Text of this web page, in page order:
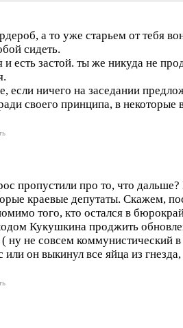
а то уже старьем от тебя
сидеть.
и есть застой. ты же никуда не
если ничего на заседании
своего принципа, в
пропустили про то, что дальше?
краевые депутаты. Скажем,
того, кто остался в
Кукушкина проджить
ну не совсем коммунистический
или он выкинул все яйца из